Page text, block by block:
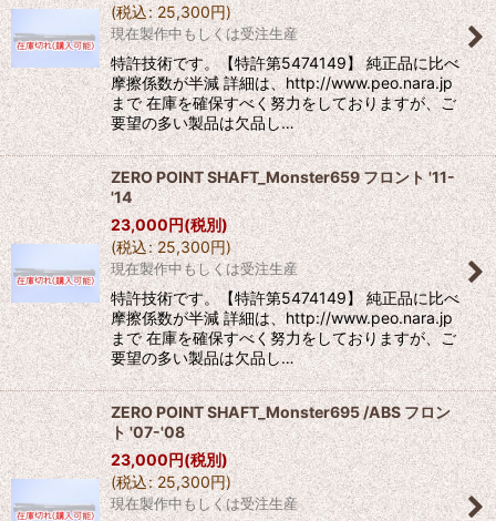
(税込: 25,300円)
現在製作中もしくは受注生産
特許技術です。【特許第5474149】 純正品に比べ
摩擦係数が半減 詳細は、http://www.peo.nara.jp
まで 在庫を確保すべく努力をしておりますが、ご
要望の多い製品は欠品し…
ZERO POINT SHAFT_Monster659 フロント '11-
'14
23,000円(税別)
(税込: 25,300円)
現在製作中もしくは受注生産
特許技術です。【特許第5474149】 純正品に比べ
摩擦係数が半減 詳細は、http://www.peo.nara.jp
まで 在庫を確保すべく努力をしておりますが、ご
要望の多い製品は欠品し…
ZERO POINT SHAFT_Monster695 /ABS フロン
ト '07-'08
23,000円(税別)
(税込: 25,300円)
現在製作中もしくは受注生産